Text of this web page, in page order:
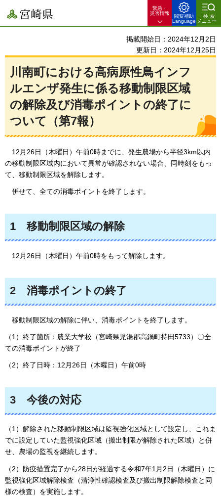
宮崎県
緊急・
災害情報
閲覧補助
Language
検索
メニュー
掲載開始日：2024年12月2日
更新日：2024年12月25日
川南町における高病原性鳥インフ
ルエンザ発生に係る移動制限区域
の解除及び消毒ポイントの終了に
ついて（第7報）
1 2月26日（木曜日）午前0時までに、発生農場から半径3km以内
の移動制限区域内において異常が確認されない場合、同時刻をもっ
て、移動制限区域を解除します。
併せて、全ての消毒ポイントを終了します。
1 移動制限区域の解除
1 2月26日（木曜日）午前0時をもって解除します。
2 消毒ポイントの終了
移動制限区域の解除に伴い、消毒ポイントを終了します。
（1）終了箇所：農業大学校（宮崎県児湯郡高鍋町持田5733）〇全
ての消毒ポイントが終了
（2）終了日時：12月26日（木曜日）午前0時
3 今後の対応
（1）解除された移動制限区域は監視強化区域として設定し、これま
でに設定していた監視強化区域（搬出制限が解除された区域）と併
せ、農場の監視を継続します。
（2）防疫措置完了から28日が経過する令和7年1月2日（木曜日）に
監視強化区域解除検査（清浄性確認検査及び搬出制限解除検査と同
様の検査）を実施します。